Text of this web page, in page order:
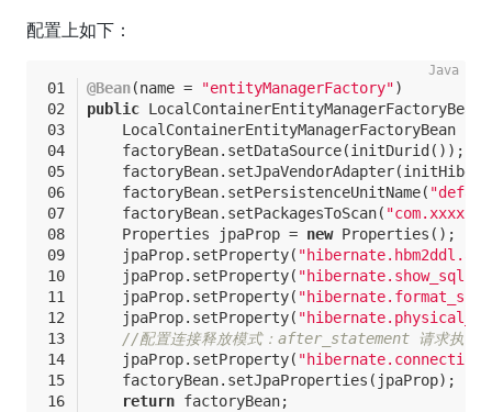
配置上如下：
@Bean(name = "entityManagerFactory")
public LocalContainerEntityManagerFactoryBean
LocalContainerEntityManagerFactoryBean
    factoryBean.setDataSource(initDurid());
    factoryBean.setPersistenceUnitName(
    factoryBean.setPackagesToScan(
"com.xxxx"
    Properties jpaProp =
new Properties();
    jpaProp.setProperty(
    jpaProp.setProperty(
"hibernate.show_sql"
    jpaProp.setProperty(
"hibernate.format_sql"
    jpaProp.setProperty(
//配置连接释放模式：after_statement 请求执行
    jpaProp.setProperty(
    factoryBean.setJpaProperties(jpaProp);
return factoryBean;